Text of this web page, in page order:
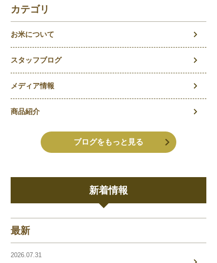
カテゴリ
お米について
スタッフブログ
メディア情報
商品紹介
ブログをもっと見る
新着情報
最新
2026.07.31